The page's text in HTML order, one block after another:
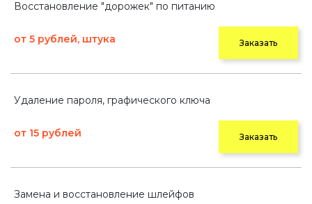
Восстановление "дорожек" по питанию
от 5 рублей, штука Заказать
Удаление пароля, графического ключа
от 15 рублей Заказать
Замена и восстановление шлейфов